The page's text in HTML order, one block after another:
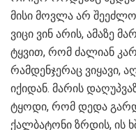
მისი მოვ­ლა არ შე­ეძ­ლო.
ვიცი ვინ არის, ამა­ზე
ტყვით, რომ ძა­ლი­ან
რამ­დენ­ჯე­რაც ვი­ყა­ვი,
იქი­დან. მა­რის
ტყო­დი, რომ დედა
ქალ­ბა­ტო­ნი ზრდის, ის